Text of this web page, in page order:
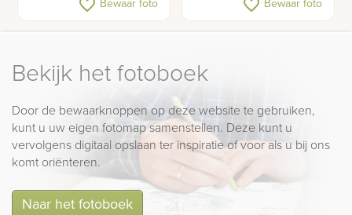
favorite_border Bewaar foto favorite_border Bewaar foto
Bekijk het fotoboek
Door de bewaarknoppen op deze website te gebruiken,
kunt u uw eigen fotomap samenstellen. Deze kunt u
vervolgens digitaal opslaan ter inspiratie of voor als u bij ons
komt oriënteren.
Naar het fotoboek